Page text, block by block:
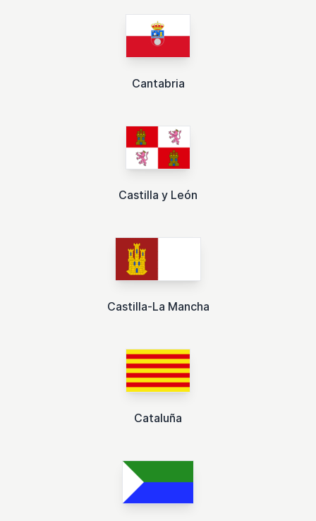
Cantabria
Castilla y León
Castilla-La Mancha
Cataluña